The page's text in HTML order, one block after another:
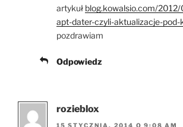
artykuł blog.kowalsio.com/
apt-dater-czyli-aktualizacje-
pozdrawiam
Odpowiedz
rozieblox
15 STYCZNIA, 2014 O 9:08 AM